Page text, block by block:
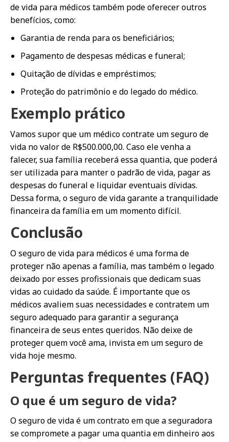
de vida para médicos também pode oferecer outros
benefícios, como:
Garantia de renda para os beneficiários;
Pagamento de despesas médicas e funeral;
Quitação de dívidas e empréstimos;
Proteção do patrimônio e do legado do médico.
Exemplo prático
Vamos supor que um médico contrate um seguro de
vida no valor de R$500.000,00. Caso ele venha a
falecer, sua família receberá essa quantia, que poderá
ser utilizada para manter o padrão de vida, pagar as
despesas do funeral e liquidar eventuais dívidas.
Dessa forma, o seguro de vida garante a tranquilidade
financeira da família em um momento difícil.
Conclusão
O seguro de vida para médicos é uma forma de
proteger não apenas a família, mas também o legado
deixado por esses profissionais que dedicam suas
vidas ao cuidado da saúde. É importante que os
médicos avaliem suas necessidades e contratem um
seguro adequado para garantir a segurança
financeira de seus entes queridos. Não deixe de
proteger quem você ama, invista em um seguro de
vida hoje mesmo.
Perguntas frequentes (FAQ)
O que é um seguro de vida?
O seguro de vida é um contrato em que a seguradora
se compromete a pagar uma quantia em dinheiro aos